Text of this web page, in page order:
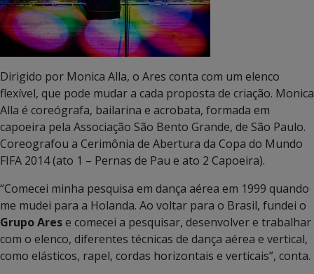
Dirigido por Monica Alla, o Ares conta com um elenco
flexível, que pode mudar a cada proposta de criação. Monica
Alla é coreógrafa, bailarina e acrobata, formada em
capoeira pela Associação São Bento Grande, de São Paulo.
Coreografou a Cerimônia de Abertura da Copa do Mundo
FIFA 2014 (ato 1 – Pernas de Pau e ato 2 Capoeira).
“Comecei minha pesquisa em dança aérea em 1999 quando
me mudei para a Holanda. Ao voltar para o Brasil, fundei o
Grupo Arese comecei a pesquisar, desenvolver e trabalhar
com o elenco, diferentes técnicas de dança aérea e vertical,
como elásticos, rapel, cordas horizontais e verticais”, conta.